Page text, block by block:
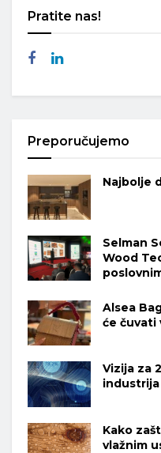
Pratite nas!
Preporučujemo
Najbolje
Selman
Wood
Alsea
će čuvati
Vizija za
Kako
vlažnim